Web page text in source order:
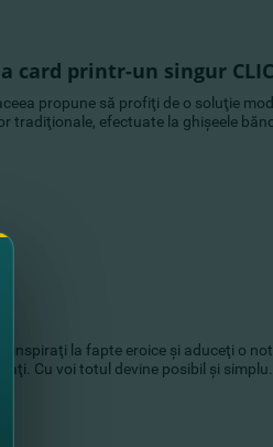
card printr-un singur
propune să profiţi de o soluţie
tradiţionale, efectuate la ghişeele
inspiraţi la fapte eroice şi aduceţi o
Cu voi totul devine posibil şi simplu.